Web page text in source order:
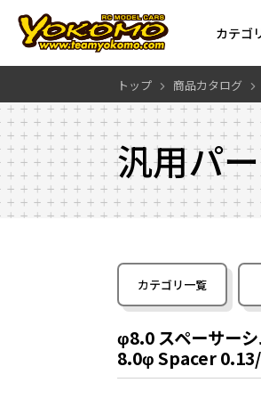
カテゴ
トップ 商品カタログ
汎用パ
カテゴリ一覧
φ8.0 スペーサー
8.0φ Spacer